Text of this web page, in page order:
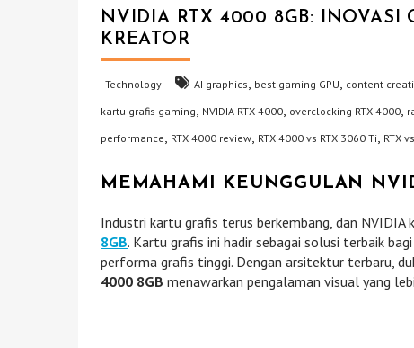
NVIDIA RTX 4000 8GB: INOVASI
KREATOR
Technology AI graphics best gaming GPU content
kartu grafis gaming NVIDIA RTX 4000 overclocking RTX 4000
performance RTX 4000 review RTX 4000 vs RTX 3060 Ti RTX
MEMAHAMI KEUNGGULAN
Industri kartu grafis terus berkembang, dan
8GB. Kartu grafis ini hadir sebagai solusi terbaik
performa grafis tinggi. Dengan arsitektur terbaru,
4000 8GB menawarkan pengalaman visual yang